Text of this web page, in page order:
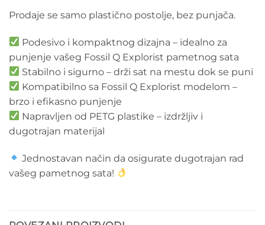
Prodaje se samo plastično postolje, bez punjača.
Podesivo i kompaktnog dizajna – idealno za
punjenje vašeg Fossil Q Explorist pametnog sata
Stabilno i sigurno – drži sat na mestu dok se puni
Kompatibilno sa Fossil Q Explorist modelom –
brzo i efikasno punjenje
Napravljen od PETG plastike – izdržljiv i
dugotrajan materijal
Jednostavan način da osigurate dugotrajan rad
vašeg pametnog sata!